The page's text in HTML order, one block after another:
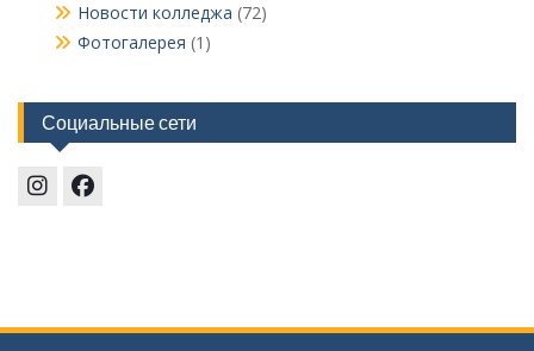
Новости колледжа (72)
Фотогалерея (1)
Социальные сети